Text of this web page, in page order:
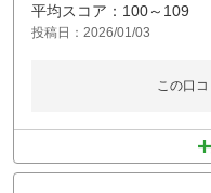
平均スコア：100～109
投稿日：2026/01/03
この口